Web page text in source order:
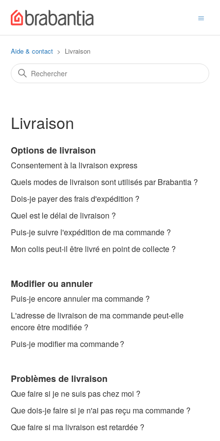
Aide & contact Livraison
Livraison
Options de livraison
Consentement à la livraison express
Quels modes de livraison sont utilisés par Brabantia ?
Dois-je payer des frais d'expédition ?
Quel est le délai de livraison ?
Puis-je suivre l'expédition de ma commande ?
Mon colis peut-il être livré en point de collecte ?
Modifier ou annuler
Puis-je encore annuler ma commande ?
L'adresse de livraison de ma commande peut-elle
encore être modifiée ?
Puis-je modifier ma commande ?
Problèmes de livraison
Que faire si je ne suis pas chez moi ?
Que dois-je faire si je n'ai pas reçu ma commande ?
Que faire si ma livraison est retardée ?